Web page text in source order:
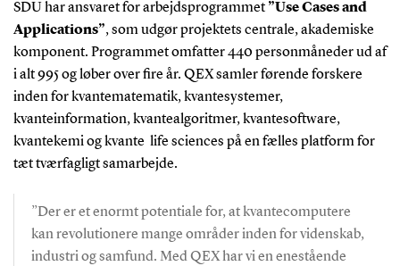
SDU har ansvaret for arbejdsprogrammet ”Use Cases and
Applications”, som udgør projektets centrale, akademiske
komponent. Programmet omfatter 440 personmåneder ud af
i alt 995 og løber over fire år. QEX samler førende forskere
inden for kvantematematik, kvantesystemer,
kvanteinformation, kvantealgoritmer, kvantesoftware,
kvantekemi og kvante life sciences på en fælles platform for
tæt tværfagligt samarbejde.
”Der er et enormt potentiale for, at kvantecomputere
kan revolutionere mange områder inden for videnskab,
industri og samfund. Med QEX har vi en enestående